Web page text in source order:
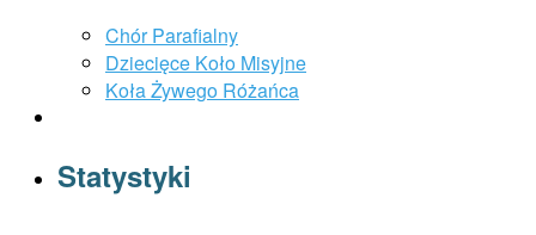
Chór Parafialny
Dziecięce Koło Misyjne
Koła Żywego Różańca
Statystyki